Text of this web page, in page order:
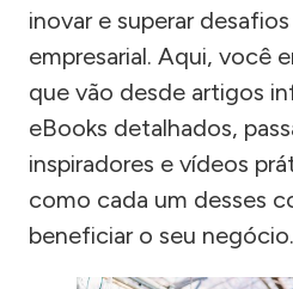
inovar e superar
empresarial. Aqui, você
que vão desde artigos
eBooks detalhados,
inspiradores e vídeos
como cada um desses
beneficiar o seu negócio.